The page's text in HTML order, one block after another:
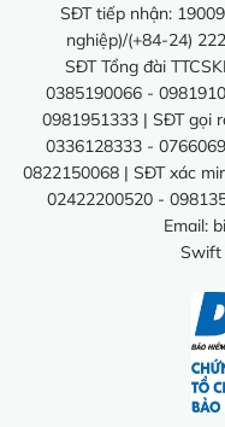
SĐT tiếp nhận:
nghiệp)/(+84-24)
SĐT Tổng đài
0385190066 -
0981951333 | SĐT gọi
0336128333 -
0822150068 | SĐT xác
02422200520 -
Email:
Swift